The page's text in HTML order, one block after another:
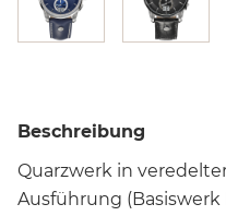
Beschreibung
Quarzwerk in
Ausführung (Basiswerk